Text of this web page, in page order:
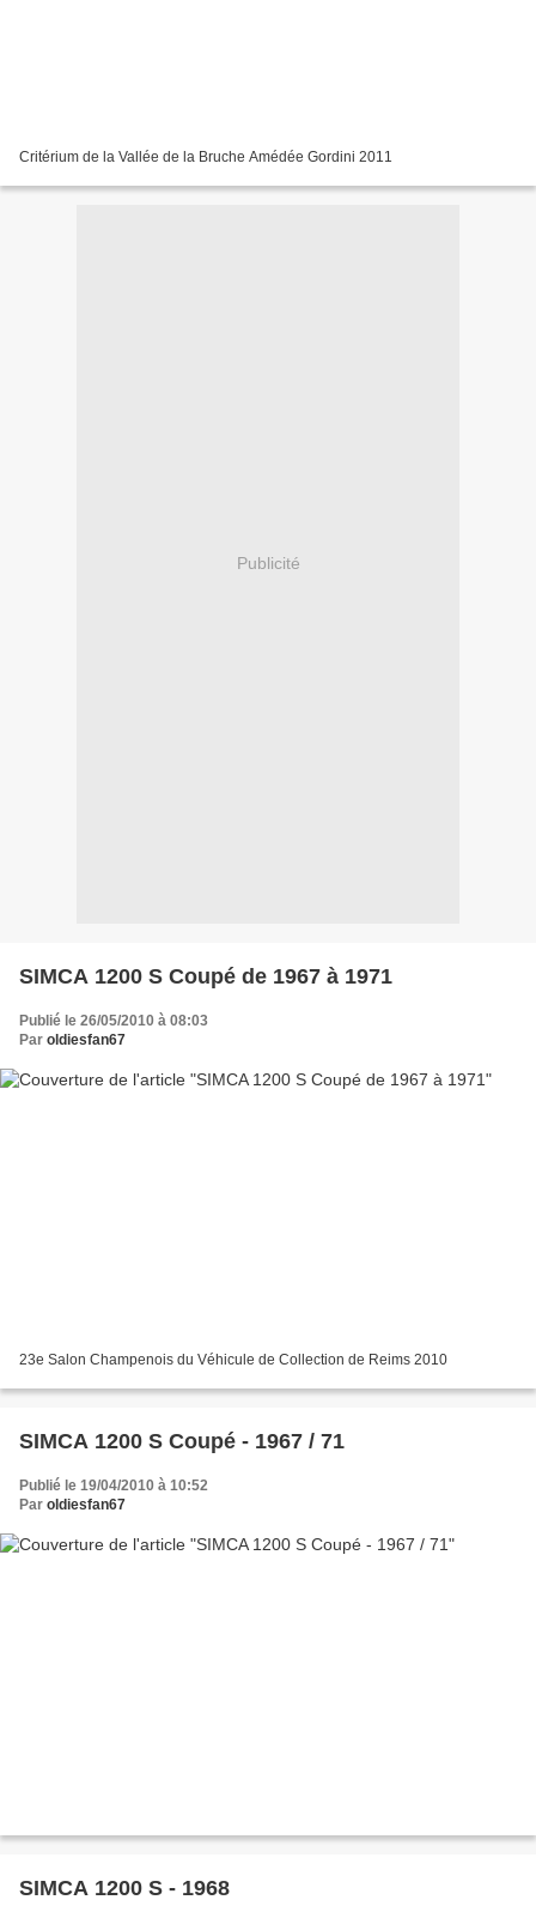
Critérium de la Vallée de la Bruche Amédée Gordini 2011
Publicité
SIMCA 1200 S Coupé de 1967 à 1971
Publié le 26/05/2010 à 08:03
Par oldiesfan67
23e Salon Champenois du Véhicule de Collection de Reims 2010
SIMCA 1200 S Coupé - 1967 / 71
Publié le 19/04/2010 à 10:52
Par oldiesfan67
SIMCA 1200 S - 1968